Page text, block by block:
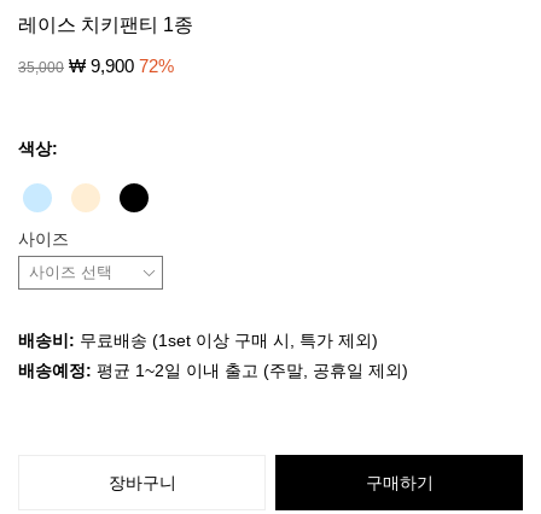
레이스 치키팬티 1종
35,000 ₩ 9,900 72%
색상:
사이즈
배송비: 무료배송 (1set 이상 구매 시, 특가 제외)
배송예정: 평균 1~2일 이내 출고 (주말, 공휴일 제외)
장바구니 구매하기